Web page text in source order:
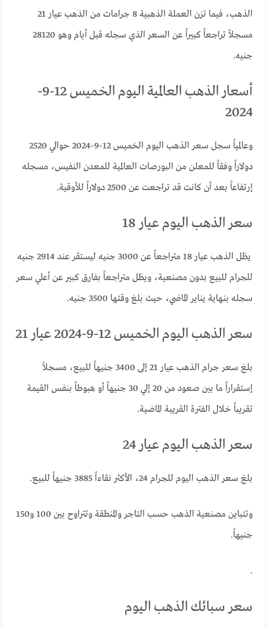
الذهب، فيما تزن العملة الذهبية 8 جرامات من الذهب عيار 21
مسجلاً تراجعاً كبيراً عن السعر الذي سجله قبل أيام وهو 28120
جنيه.
أسعار الذهب العالمية اليوم الخميس 12-9-
2024
وعالمياً سجل سعر الذهب اليوم الخميس 12-9-2024 حوالي 2520
دولاراً وفقاً للمعلن من البورصات العالمية للمعدن النفيس، مسجله
إرتفاعاً بعد أن كانت قد تراجعت عن 2500 دولاراً للأوقية.
سعر الذهب اليوم عيار 18
يظل الذهب عيار 18 متراجعاً عن 3000 جنيه ليستقر عند 2914 جنيه
للجرام للبيع بدون مصنعية، ويظل متراجعاً بفارق كبير عن أعلي سعر
سجله بنهاية يناير الماضي، حيث بلغ وقتها 3500 جنيه.
سعر الذهب اليوم الخميس 12-9-2024 عيار 21
بلغ سعر جرام الذهب عيار 21 إلى 3400 جنيهاً للبيع، مسجلاً
إستقراراً ما بين صعود من 20 إلي 30 جنيهاً أو هبوطاً بنفس القيمة
تقريباً خلال الفترة القريبة الماضية.
سعر الذهب اليوم عيار 24
بلغ سعر الذهب اليوم للجرام 24، الأكثر نقاءاً 3885 جنيهاً للبيع.
وتتباين مصنعية الذهب حسب التاجر والمنطقة وتتراوح بين 100 و150
جنيهاً.
.
سعر سبائك الذهب اليوم